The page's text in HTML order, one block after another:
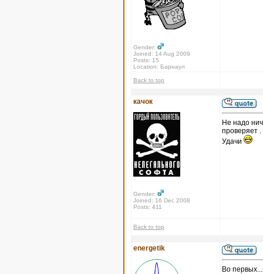
Gender:
Joined: 14 Aug 2009
Posts: 15
Location: Барнаул
Back to top
качок
Gender:
Joined: 16 Dec 2008
Posts: 411
Не надо
проверяет .
Удачи
Back to top
energetik
Во